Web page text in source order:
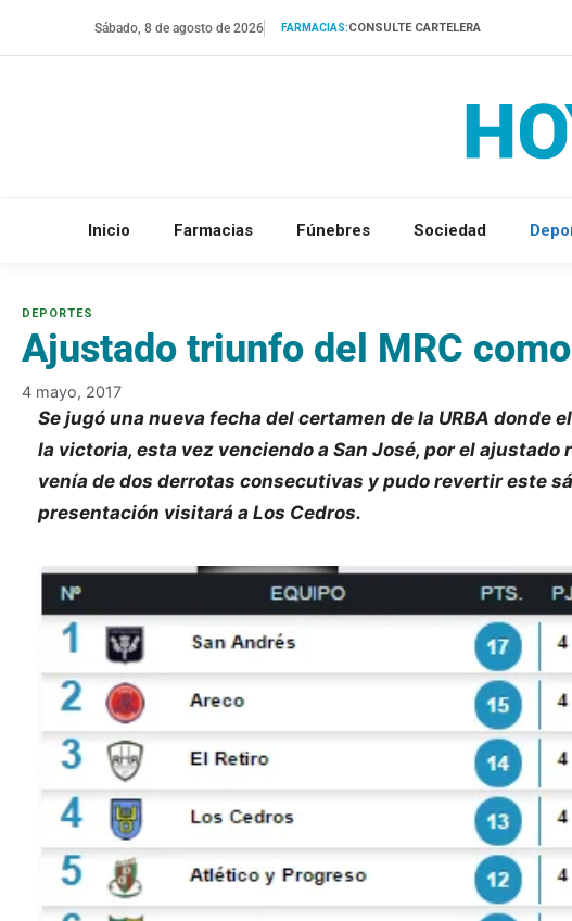
Sábado, 8 de agosto de 2026 FARMACIAS:CONSULTE CARTELERA
Inicio Farmacias Fúnebres Sociedad
Ajustado triunfo del MRC
4 mayo, 2017
Se jugó una nueva fecha del certamen de la URBA donde
la victoria, esta vez venciendo a San José, por el ajustado
venía de dos derrotas consecutivas y pudo revertir este
presentación visitará a Los Cedros.